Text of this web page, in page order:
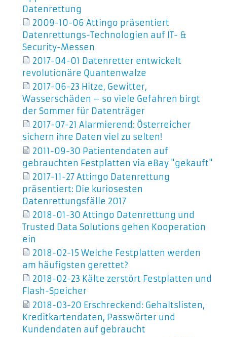
Datenrettung
2009-10-06 Attingo präsentiert
Datenrettungs-Technologien auf IT- &
Security-Messen
2017-04-01 Datenretter entwickelt
revolutionäre Quantenwalze
2017-06-23 Hitze, Gewitter,
Wasserschäden – so viele Gefahren birgt
der Sommer für Datenträger
2017-07-21 Alarmierend: Österreicher
sichern ihre Daten viel zu selten!
2011-09-30 Patientendaten auf
gebrauchten Festplatten via eBay "gekauft"
2017-11-27 Attingo Datenrettung
präsentiert: Die kuriosesten
Datenrettungsfälle 2017
2018-01-30 Attingo Datenrettung und
Trusted Data Solutions gehen Kooperation
ein
2018-02-15 Welche Festplatten werden
am häufigsten gerettet?
2018-02-23 Kälte zerstört Festplatten und
Flash-Speicher
2018-03-20 Erschreckend: Gehaltslisten,
Kreditkartendaten, Passwörter und
Kundendaten auf gebraucht